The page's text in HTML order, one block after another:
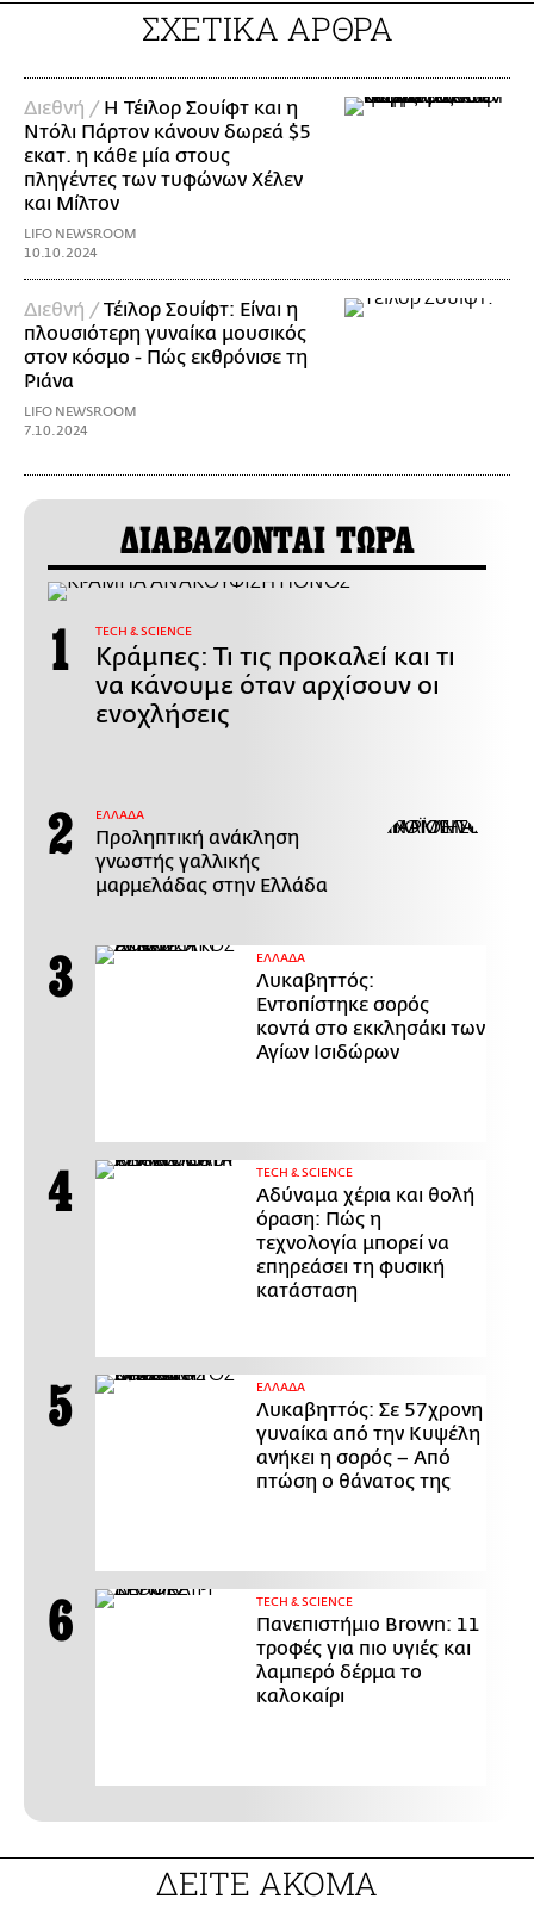
ΣΧΕΤΙΚΑ ΑΡΘΡΑ
Διεθνή / Η Τέιλορ Σουίφτ και η
Ντόλι Πάρτον κάνουν δωρεά $5
εκατ. η κάθε μία στους
πληγέντες των τυφώνων Χέλεν
και Μίλτον
LIFO NEWSROOM
10.10.2024
Διεθνή /Τέιλορ Σουίφτ: Είναι η
πλουσιότερη γυναίκα μουσικός
στον κόσμο - Πώς εκθρόνισε τη
Ριάνα
LIFO NEWSROOM
7.10.2024
ΔΙΑΒΑΖΟΝΤΑΙ ΤΩΡΑ
ΤECH & SCIENCE
Κράμπες: Τι τις προκαλεί και τι
να κάνουμε όταν αρχίσουν οι
ενοχλήσεις
ΕΛΛΑΔΑ
Προληπτική ανάκληση
γνωστής γαλλικής
μαρμελάδας στην Ελλάδα
ΕΛΛΑΔΑ
Λυκαβηττός:
Εντοπίστηκε σορός
κοντά στο εκκλησάκι των
Αγίων Ισιδώρων
ΤECH & SCIENCE
Αδύναμα χέρια και θολή
όραση: Πώς η
τεχνολογία μπορεί να
επηρεάσει τη φυσική
κατάσταση
ΕΛΛΑΔΑ
Λυκαβηττός: Σε 57χρονη
γυναίκα από την Κυψέλη
ανήκει η σορός – Από
πτώση ο θάνατος της
ΤECH & SCIENCE
Πανεπιστήμιο Brown: 11
τροφές για πιο υγιές και
λαμπερό δέρμα το
καλοκαίρι
ΔΕΙΤΕ ΑΚΟΜΑ